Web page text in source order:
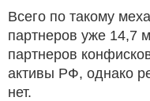
Всего по такому
партнеров уже 14,7
партнеров
активы РФ, однако
нет.